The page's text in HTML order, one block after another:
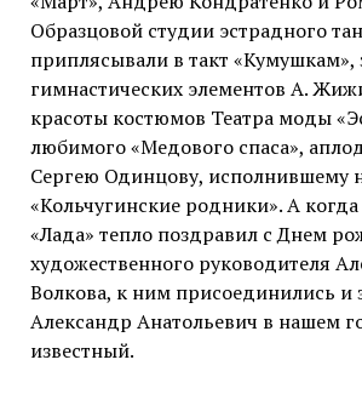
Образцовой студии эстрадного
приплясывали в такт «Кумушкам»,
гимнастических элементов А.
красоты костюмов Театра моды
любимого «Медового спаса»,
Сергею Одинцову, исполнившему
«Кольчугинские родники». А
«Лада» тепло поздравил с Днем
художественного руководителя
Волкова, к ним присоединились и
Александр Анатольевич в нашем
известный.